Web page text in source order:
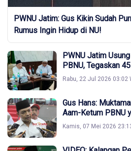
PWNU Jatim: Gus Kikin Sudah
Rumus Ingin Hidup di NU!
PWNU Jatim
PBNU, Tegaskan
Rabu, 22 Jul 2026 03:02
Gus Hans:
Aam-Ketum PBNU
Kamis, 07 Mei 2026